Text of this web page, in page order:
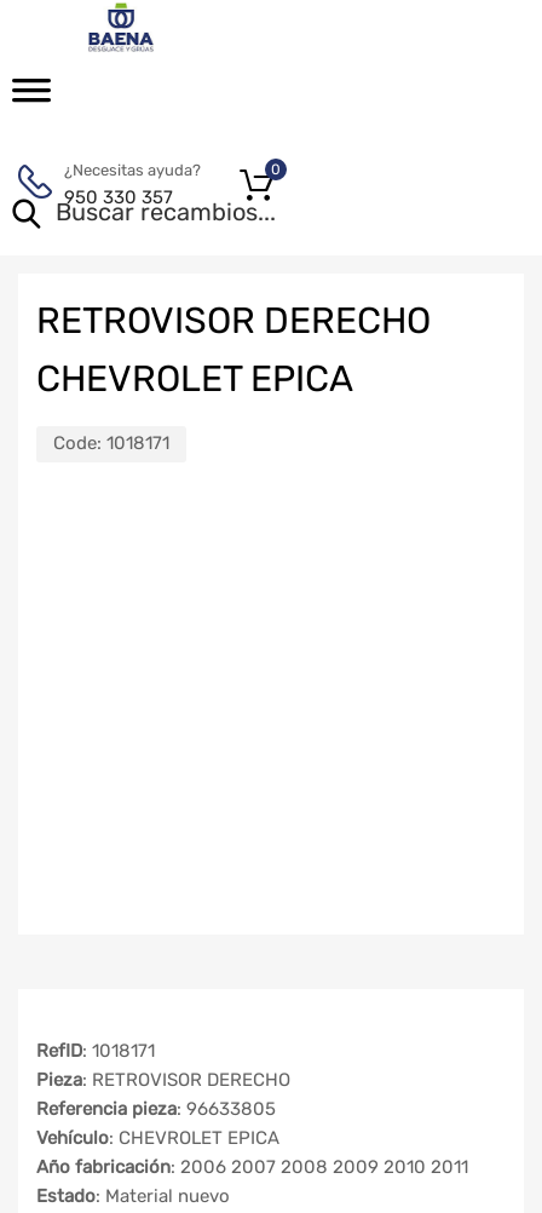
¿Necesitas ayuda?
950 330 357
0
RETROVISOR DERECHO
CHEVROLET EPICA
Code: 1018171
RefID: 1018171
Pieza: RETROVISOR DERECHO
Referencia pieza: 96633805
Vehículo: CHEVROLET EPICA
Año fabricación: 2006 2007 2008 2009 2010 2011
Estado: Material nuevo